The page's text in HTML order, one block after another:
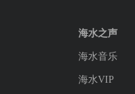
海水之声
海水音乐
海水VIP